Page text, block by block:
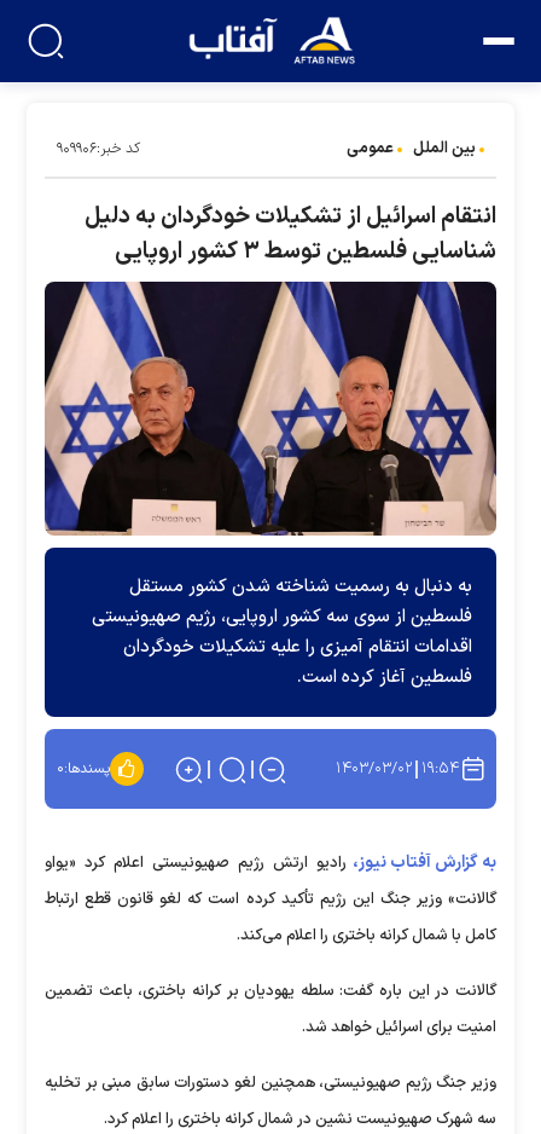
بین الملل عمومی کد خبر:۹۰۹۹۰۶
انتقام اسرائیل از تشکیلات خودگردان به دلیل
شناسایی فلسطین توسط ۳ کشور اروپایی
به دنبال به رسمیت شناخته شدن کشور مستقل
فلسطین از سوی سه کشور اروپایی، رژیم صهیونیستی
اقدامات انتقام آمیزی را علیه تشکیلات خودگردان
فلسطین آغاز کرده است.
۱۹:۵۴ ۱۴۰۳/۰۳/۰۲ پسندها:۰
به گزارش آفتاب نیوز، رادیو ارتش رژیم صهیونیستی اعلام کرد «یواو
گالانت» وزیر جنگ این رژیم تأکید کرده است که لغو قانون قطع ارتباط
کامل با شمال کرانه باختری را اعلام می‌کند.
گالانت در این باره گفت: سلطه یهودیان بر کرانه باختری، باعث تضمین
امنیت برای اسرائیل خواهد شد.
وزیر جنگ رژیم صهیونیستی، همچنین لغو دستورات سابق مبنی بر تخلیه
سه شهرک صهیونیست نشین در شمال کرانه باختری را اعلام کرد.